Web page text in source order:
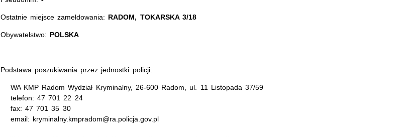
Ostatnie miejsce zameldowania: RADOM, TOKARSKA 3/18
Obywatelstwo: POLSKA
Podstawa poszukiwania przez jednostki policji:
WA KMP Radom Wydział Kryminalny, 26-600 Radom, ul. 11 Listopada 37/59
telefon: 47 701 22 24
fax: 47 701 35 30
email: kryminalny.kmpradom@ra.policja.gov.pl